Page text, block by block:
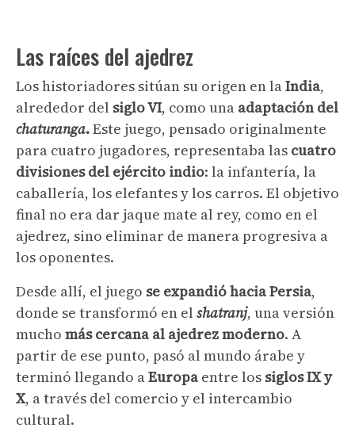
Las raíces del ajedrez
Los historiadores sitúan su origen en laIndia,
alrededor del siglo VI, como una adaptación del
chaturanga.Este juego, pensado originalmente
para cuatro jugadores, representaba las cuatro
divisiones del ejército indio: la infantería, la
caballería, los elefantes y los carros. El objetivo
final no era dar jaque mate al rey, como en el
ajedrez, sino eliminar de manera progresiva a
los oponentes.
Desde allí, el juego se expandió hacia Persia,
donde se transformó en el shatranj, una versión
mucho más cercana al ajedrez moderno. A
partir de ese punto, pasó al mundo árabe y
terminó llegando aEuropa entre los siglos IX y
X, a través del comercio y el intercambio
cultural.